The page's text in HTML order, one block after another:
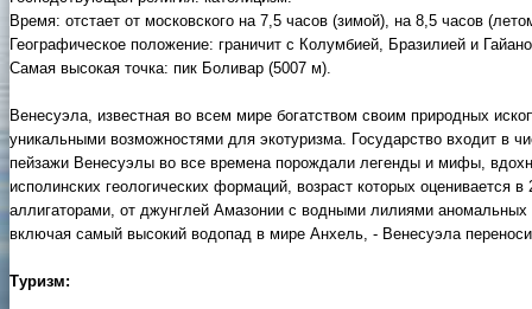
Время: отстает от московского на 7,5 часов (зимой), на 8,5 часов
Географическое положение: граничит с Колумбией, Бразилией и
Самая высокая точка: пик Боливар (5007 м).
Венесуэла, известная во всем мире богатством своим природных
уникальными возможностями для экотуризма. Государство входит в
пейзажи Венесуэлы во все времена порождали легенды и мифы,
исполинских геологических формаций, возраст которых
аллигаторами, от джунглей Амазонии с водными лилиями
включая самый высокий водопад в мире Анхель, - Венесуэла
Туризм: